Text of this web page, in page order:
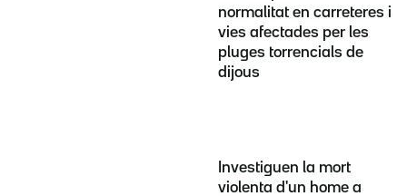
normalitat en carreteres i
vies afectades per les
pluges torrencials de
dijous
Investiguen la mort
violenta d'un home a